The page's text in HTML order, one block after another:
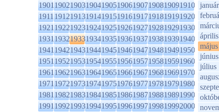
1901190219031904190519061907190819091910
1911191219131914191519161917191819191920
1921192219231924192519261927192819291930
1931193219331934193519361937193819391940
1941194219431944194519461947194819491950
1951195219531954195519561957195819591960
1961196219631964196519661967196819691970
1971197219731974197519761977197819791980
1981198219831984198519861987198819891990
1991199219931994199519961997199819992000
január
április
május
június
július